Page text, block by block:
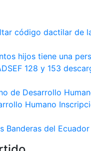
código dactilar de
hijos tiene una
128 y 153
de Desarrollo
Humano
Banderas del